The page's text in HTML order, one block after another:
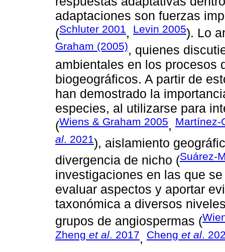
adaptaciones son fuerzas
(Schluter 2001, Levin 2005). Lo
Graham (2005), quienes
ambientales en los procesos
biogeográficos. A partir de
han demostrado la
especies, al utilizarse para
(Wiens & Graham 2005,
al. 2021), aislamiento
divergencia de nicho (Suárez-
investigaciones en las que
evaluar aspectos y aportar
taxonómica a diversos
grupos de angiospermas (
Zheng et al. 2017, Cheng et al.